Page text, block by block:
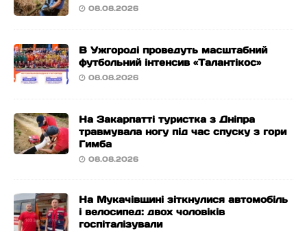
08.08.2026
В Ужгороді проведуть масштабний
футбольний інтенсив «Талантікос»
08.08.2026
На Закарпатті туристка з Дніпра
травмувала ногу під час спуску з гори
Гимба
08.08.2026
На Мукачівщині зіткнулися автомобіль
і велосипед: двох чоловіків
госпіталізували